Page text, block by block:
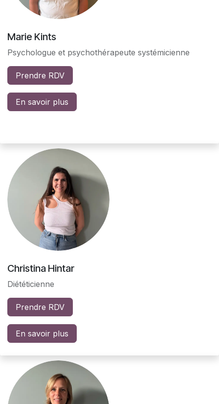
Marie Kints
Psychologue et psychothérapeute systémicienne
Prendre RDV
En savoir plus
Christina Hintar
Diététicienne
Prendre RDV
En savoir plus